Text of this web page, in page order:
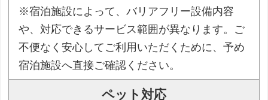
※宿泊施設によって、バリアフリー設備内容
や、対応できるサービス範囲が異なります。ご
不便なく安心してご利用いただくために、予め
宿泊施設へ直接ご確認ください。
ペット対応